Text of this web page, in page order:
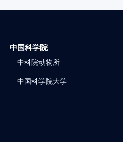
中国科学院
中科院动物所
中国科学院大学